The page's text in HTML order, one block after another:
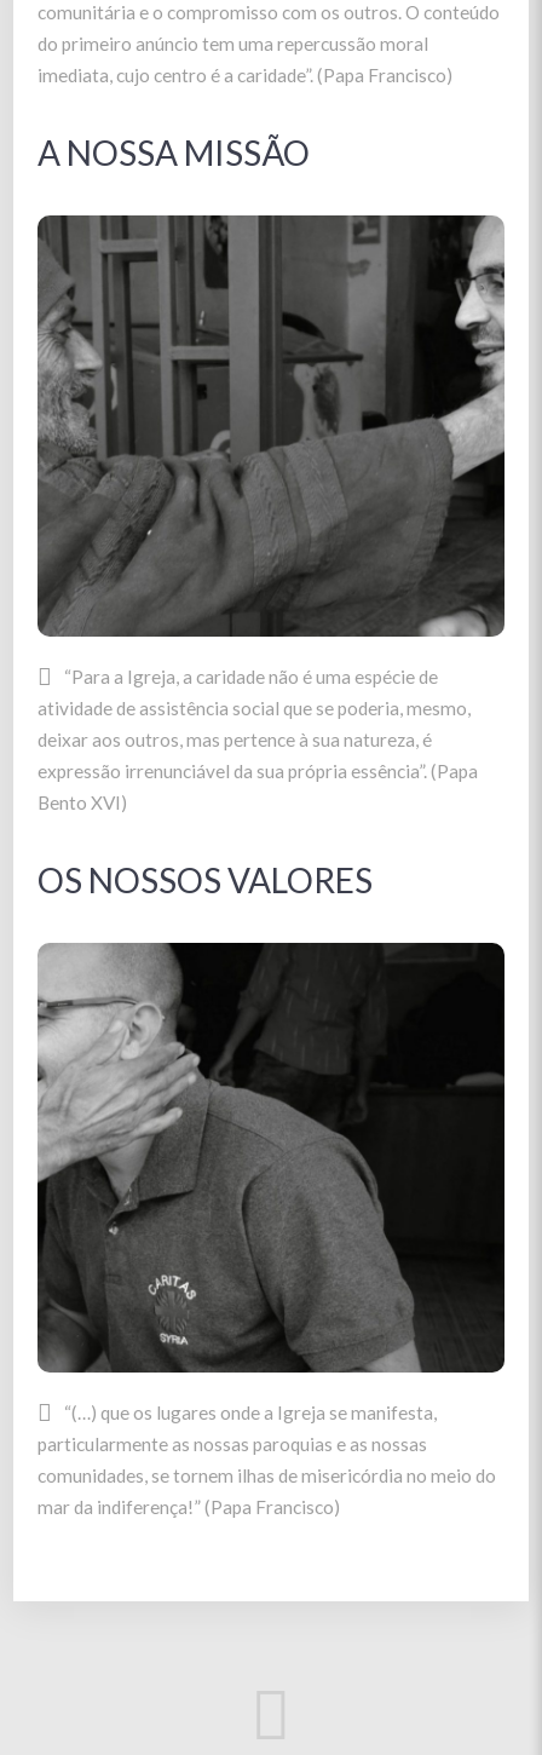
comunitária e o compromisso com os outros. O conteúdo
do primeiro anúncio tem uma repercussão moral
imediata, cujo centro é a caridade”. (Papa Francisco)
A NOSSA MISSÃO
COM OS POBRES,
ACOLHER, SERVIR,
ACOMPANHAR E
DEFENDER AS SUAS
CAUSAS
Como serviço organizado da Igreja Católica, a nossa
missão é promover o Desenvolvimento Humano
Integral de todas as pessoas e de todos os povos,
especialmente os mais pobres e excluídos, e cuidar da
Casa Comum.
“Para a Igreja, a caridade não é uma espécie de
atividade de assistência social que se poderia, mesmo,
deixar aos outros, mas pertence à sua natureza, é
expressão irrenunciável da sua própria essência”. (Papa
Bento XVI)
OS NOSSOS VALORES
A DIGNIDADE DA
PESSOA HUMANA
Os nossos valores estão firmemente ancorados nos
princípios do Pensamento Social da Igreja Católica.
Centramo-nos na Dignidade da Pessoa Humana, na
Solidariedade, na Subsidiariedade, no Cuidar, e
reconhecemos que existe uma Opção Preferencial
pelos mais Pobres que marca os nossos valores. Estes
valores ganham vida através do compromisso
partilhado que guia a Cáritas na concretização do atual
Quadro Estratégico
.
Conheça-os
aqui
.
“(…) que os lugares onde a Igreja se manifesta,
particularmente as nossas paroquias e as nossas
comunidades, se tornem ilhas de misericórdia no meio do
mar da indiferença!” (Papa Francisco)